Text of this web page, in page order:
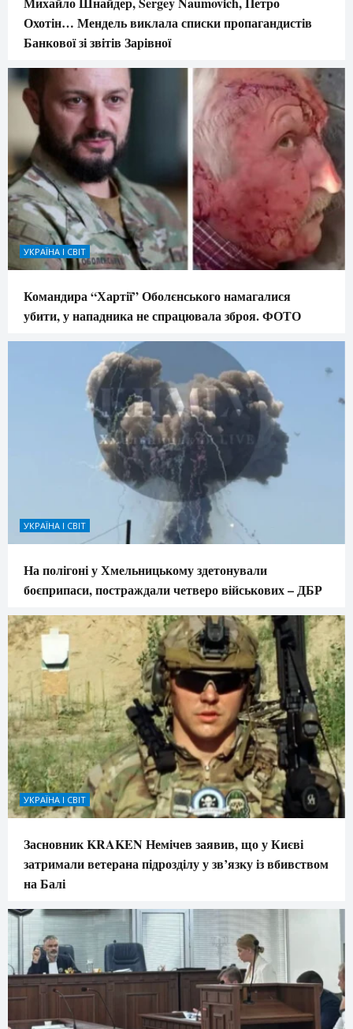
Охотін… Мендель виклала списки пропагандистів
Банкової зі звітів Зарівної
УКРАЇНА І СВІТ
Командира “Хартії” Оболєнського намагалися
убити, у нападника не спрацювала зброя. ФОТО
УКРАЇНА І СВІТ
На полігоні у Хмельницькому здетонували
боєприпаси, постраждали четверо військових – ДБР
УКРАЇНА І СВІТ
Засновник KRAKEN Немічев заявив, що у Києві
затримали ветерана підрозділу у зв’язку із вбивством
на Балі